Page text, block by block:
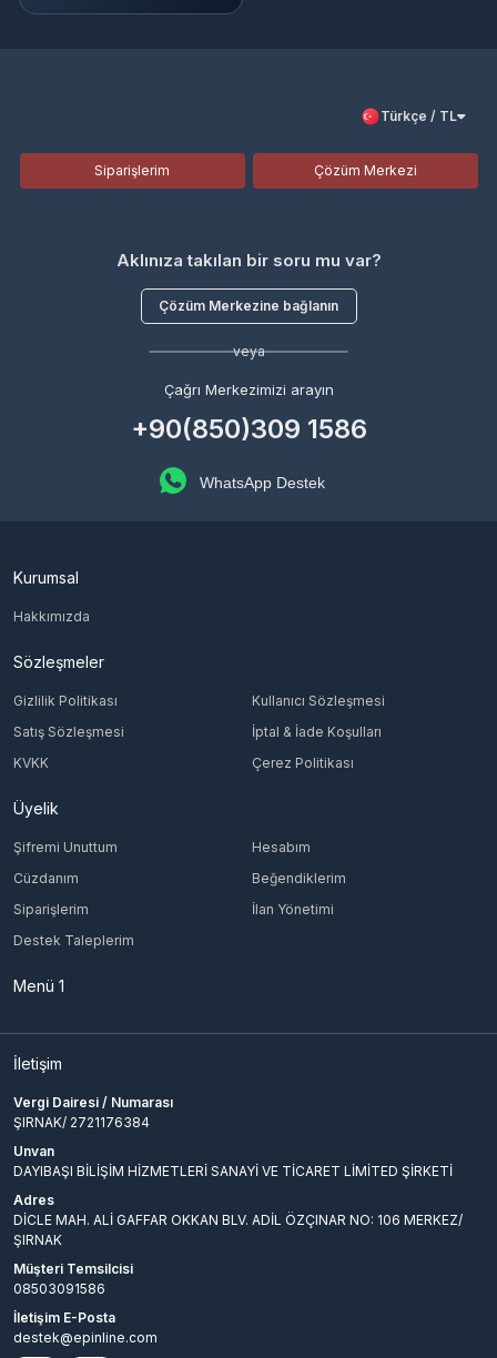
Türkçe / TL
Siparişlerim Çözüm Merkezi
Aklınıza takılan bir soru mu var?
Çözüm Merkezine bağlanın
veya
Çağrı Merkezimizi arayın
+90(850)309 1586
WhatsApp Destek
Kurumsal
Hakkımızda
Sözleşmeler
Gizlilik Politikası
Kullanıcı Sözleşmesi
Satış Sözleşmesi
İptal & İade Koşulları
KVKK
Çerez Politikası
Üyelik
Şifremi Unuttum
Hesabım
Cüzdanım
Beğendiklerim
Siparişlerim
İlan Yönetimi
Destek Taleplerim
Menü 1
İletişim
Vergi Dairesi / Numarası
ŞIRNAK/ 2721176384
Unvan
DAYIBAŞI BİLİŞİM HİZMETLERİ SANAYİ VE TİCARET LİMİTED ŞİRKETİ
Adres
DİCLE MAH. ALİ GAFFAR OKKAN BLV. ADİL ÖZÇINAR NO: 106 MERKEZ/
ŞIRNAK
Müşteri Temsilcisi
08503091586
İletişim E-Posta
destek@epinline.com